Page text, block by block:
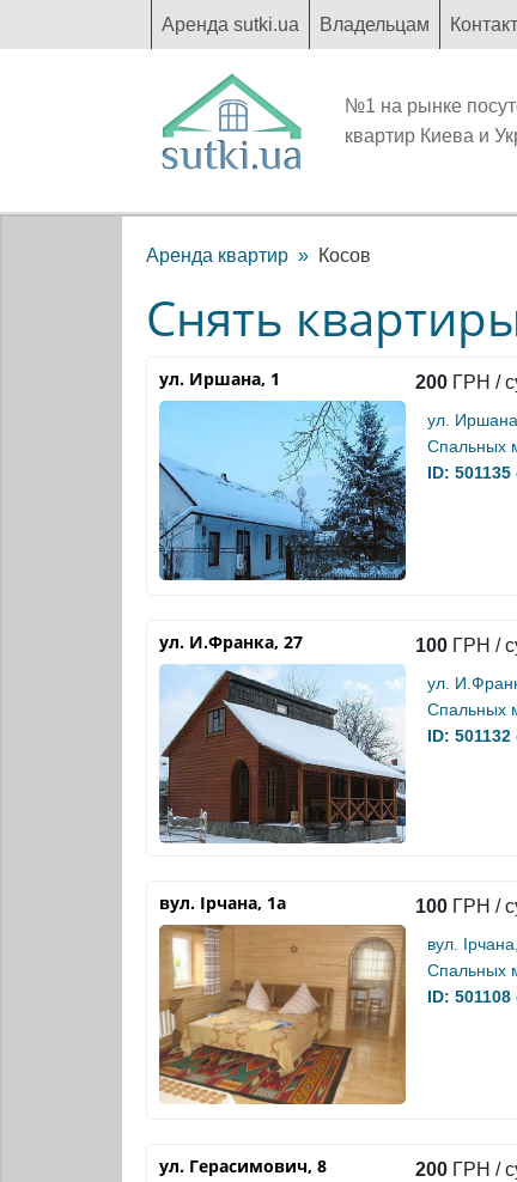
Аренда sutki.ua Владельцам
№1 на рынке
квартир Киева и
Аренда квартир Косов
Снять
ул. Иршана, 1 200 ГРН /
ул.
Спальных
ID: 501135
ул. И.Франка, 27 100 ГРН /
ул.
Спальных
ID: 501132
вул. Ірчана, 1а 100 ГРН /
вул.
Спальных
ID: 501108
ул. Герасимович, 8 200 ГРН /